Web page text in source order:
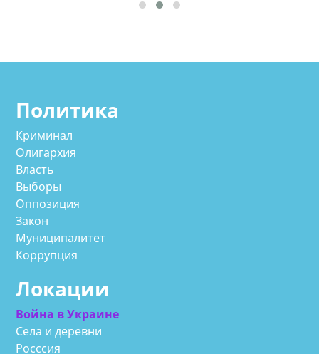
Политика
Криминал
Олигархия
Власть
Выборы
Оппозиция
Закон
Муниципалитет
Коррупция
Локации
Война в Украине
Села и деревни
Росссия